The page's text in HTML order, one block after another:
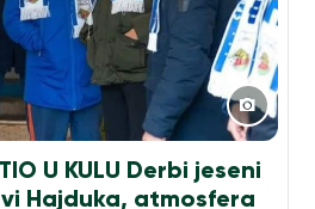
U KULU Derbi jeseni
Hajduka, atmosfera